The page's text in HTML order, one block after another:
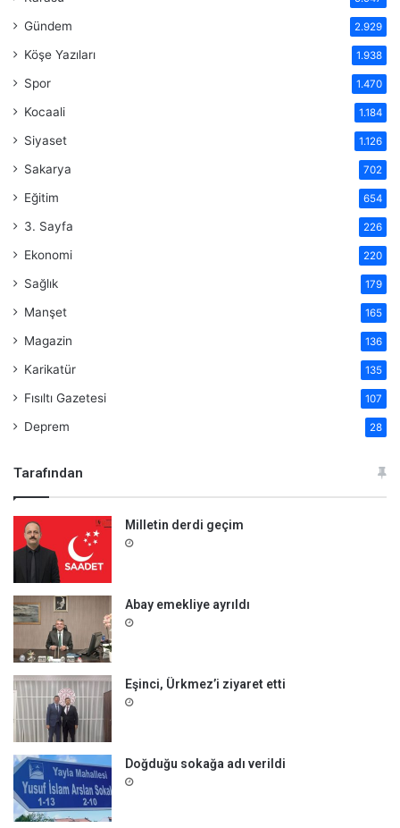
Gündem 2.929
Köşe Yazıları 1.938
Spor 1.470
Kocaali 1.184
Siyaset 1.126
Sakarya 702
Eğitim 654
3. Sayfa 226
Ekonomi 220
Sağlık 179
Manşet 165
Magazin 136
Karikatür 135
Fısıltı Gazetesi 107
Deprem 28
Tarafından
Milletin derdi geçim
Abay emekliye ayrıldı
Eşinci, Ürkmez’i ziyaret etti
Doğduğu sokağa adı verildi